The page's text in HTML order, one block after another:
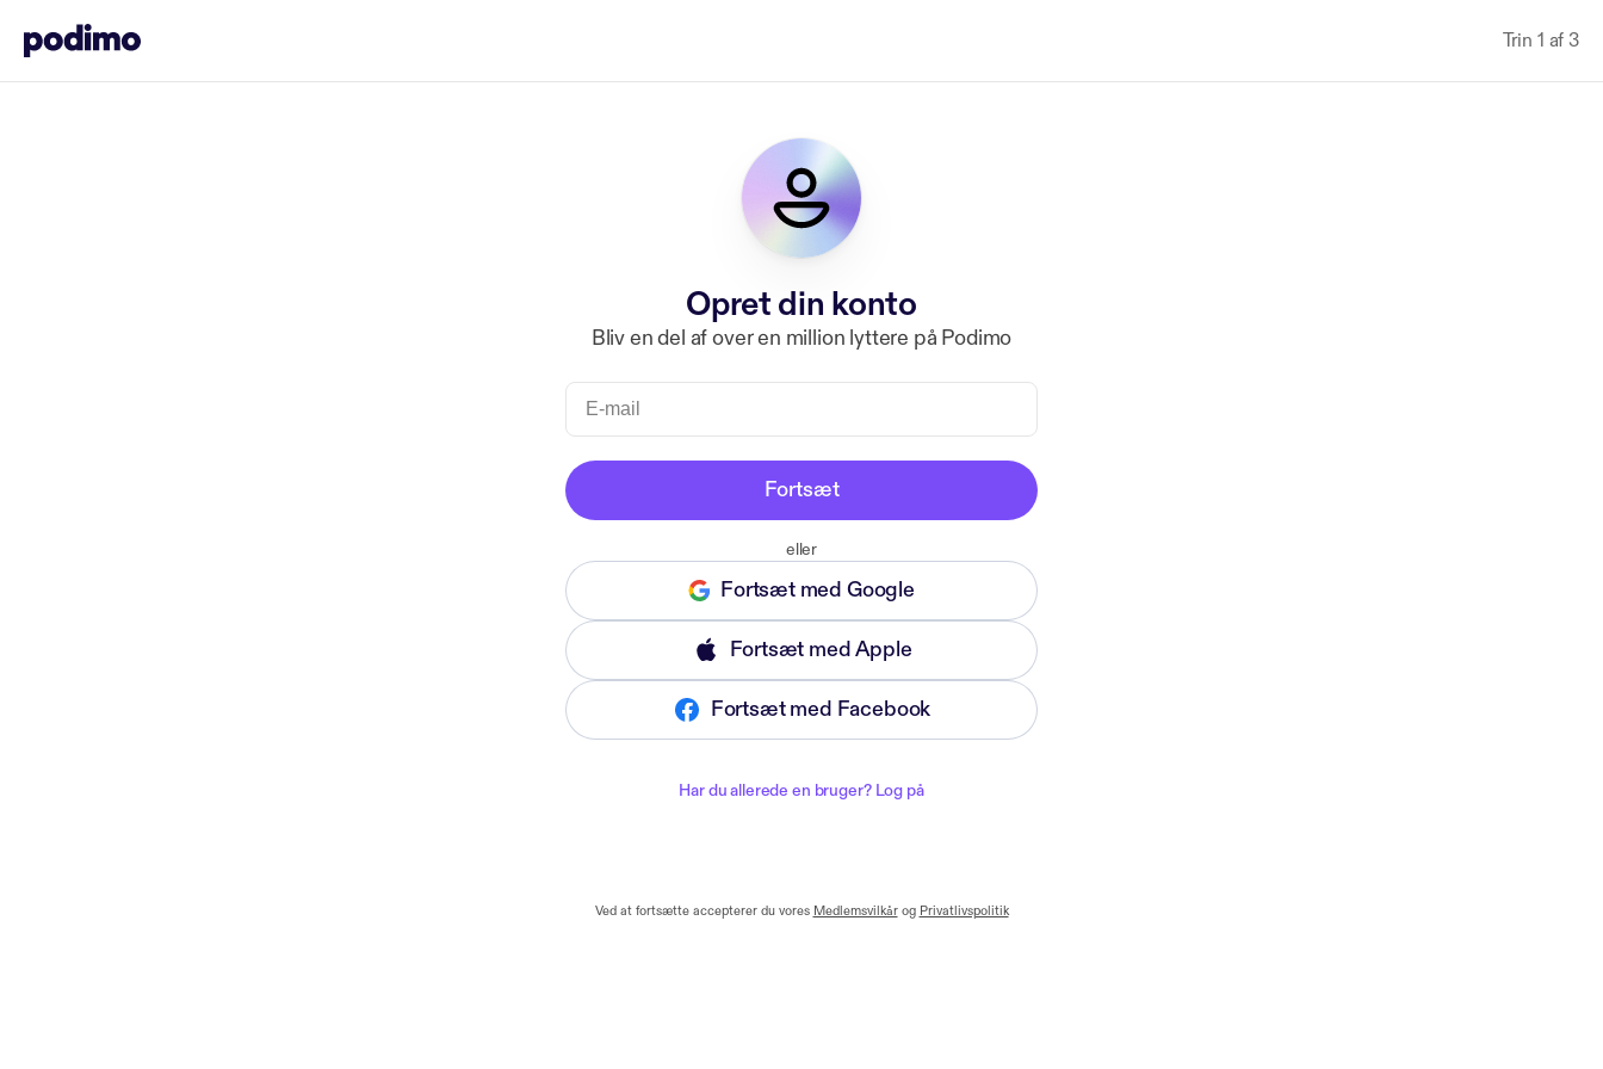
Trin 1 af 3
Opret din konto
Bliv en del af over en million lyttere på Podimo
Fortsæt
eller
Fortsæt med Google
Fortsæt med Apple
Fortsæt med Facebook
Har du allerede en bruger? Log på
Ved at fortsætte accepterer du vores Medlemsvilkår og Privatlivspolitik